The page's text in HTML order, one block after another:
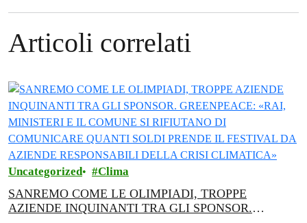
Articoli correlati
Uncategorized Clima
SANREMO COME LE OLIMPIADI, TROPPE
AZIENDE INQUINANTI TRA GLI SPONSOR.